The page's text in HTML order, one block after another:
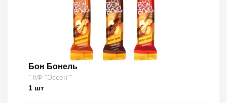
Бон Бонель
" КФ "Эссен""
1 шт